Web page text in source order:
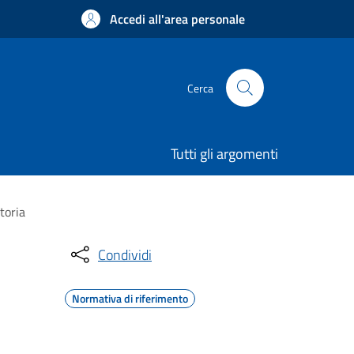
Accedi all'area personale
Cerca
Tutti gli argomenti
Condividi
Normativa di riferimento